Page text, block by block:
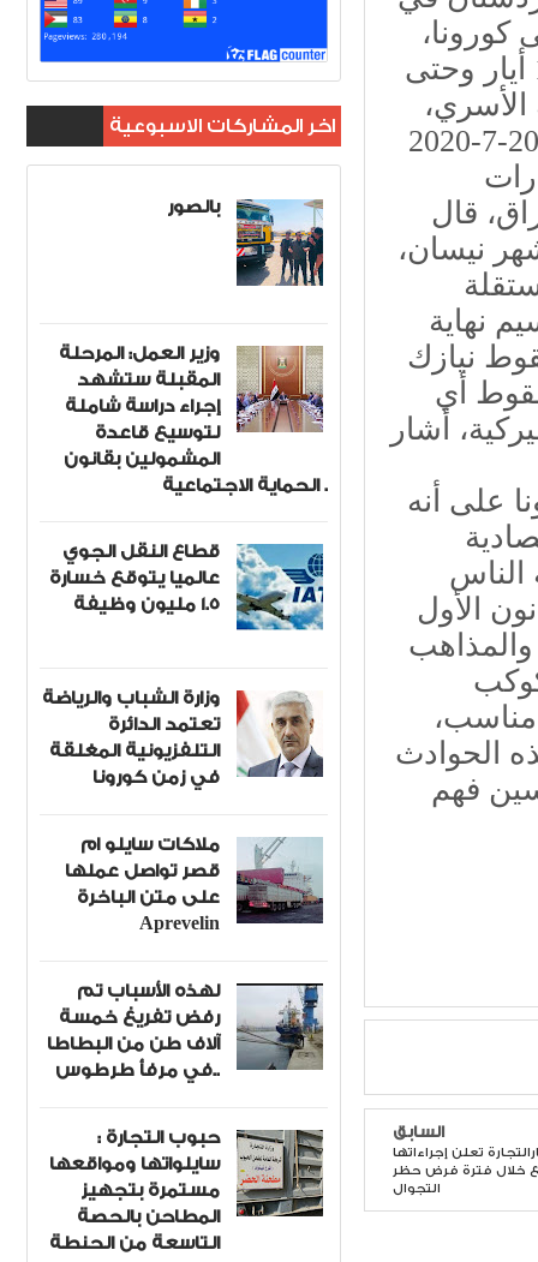
كورونا،
داعياً إلى تجنب إجراء العمليات التجميلية من 13 أيار وحتى
كما وصف الفترة الممتدة من 10-6-2020 وحتى 20-7-2020
قال
نيسان،
نهاية
سقوط نيازك
أي
أشار
على أنه
الناس
وتابع: "في فترة 2 إلى 19 كانون الأول
والمذاهب
الحوادث
فهم
السابق
تعلن إجراءاتها
خلال فترة فرض حظر
التجوال
اخر المشاركات الاسبوعية
بالصور
وزير العمل: المرحلة
المقبلة ستشهد
إجراء دراسة شاملة
لتوسيع قاعدة
المشمولين بقانون
الحماية الاجتماعية .
قطاع النقل الجوي
عالميا يتوقع خسارة
1.5 مليون وظيفة
وزارة الشباب والرياضة
تعتمد الدائرة
التلفزيونية المغلقة
في زمن كورونا
ملاكات سايلو ام
قصر تواصل عملها
على متن الباخرة
Aprevelin
لهذه الأسباب تم
رفض تفريغ خمسة
آلاف طن من البطاطا
في مرفأ طرطوس..
حبوب التجارة :
سايلواتها ومواقعها
مستمرة بتجهيز
المطاحن بالحصة
التاسعة من الحنطة